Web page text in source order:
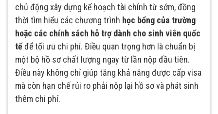
chủ động xây dựng kế hoạch tài chính từ sớm, đồng
thời tìm hiểu các chương trình học bổng của trường
hoặc các chính sách hỗ trợ dành cho sinh viên quốc
tếđể tối ưu chi phí. Điều quan trọng hơn là chuẩn bị
một bộ hồ sơ chất lượng ngay từ lần nộp đầu tiên.
Điều này không chỉ giúp tăng khả năng được cấp visa
mà còn hạn chế rủi ro phải nộp lại hồ sơ và phát sinh
thêm chi phí.